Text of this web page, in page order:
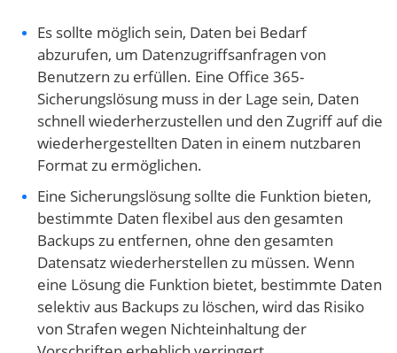
Es sollte möglich sein, Daten bei Bedarf
abzurufen, um Datenzugriffsanfragen von
Benutzern zu erfüllen. Eine Office 365-
Sicherungslösung muss in der Lage sein, Daten
schnell wiederherzustellen und den Zugriff auf die
wiederhergestellten Daten in einem nutzbaren
Format zu ermöglichen.
Eine Sicherungslösung sollte die Funktion bieten,
bestimmte Daten flexibel aus den gesamten
Backups zu entfernen, ohne den gesamten
Datensatz wiederherstellen zu müssen. Wenn
eine Lösung die Funktion bietet, bestimmte Daten
selektiv aus Backups zu löschen, wird das Risiko
von Strafen wegen Nichteinhaltung der